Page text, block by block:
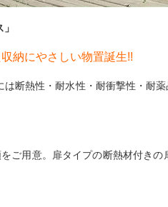
納にやさしい物置誕生!!
は断熱性・耐水性・耐衝撃性・耐
ご用意。扉タイプの断熱材付き